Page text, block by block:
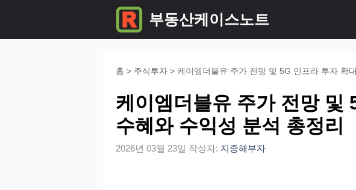
부동산케이스노트
홈 > 주식투자 > 케이엠더블유 주가 전망 및 5G 인프라 투자 확
케이엠더블유 주가 전망 및
수혜와 수익성 분석 총정리
2026년 03월 23일 작성자: 지중해부자